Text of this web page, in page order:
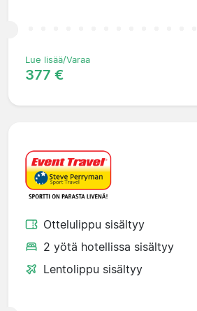
Lue lisää/Varaa
377 €
Ottelulippu sisältyy
2 yötä hotellissa sisältyy
Lentolippu sisältyy